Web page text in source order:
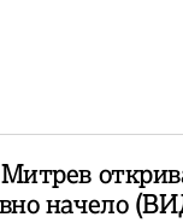
начело